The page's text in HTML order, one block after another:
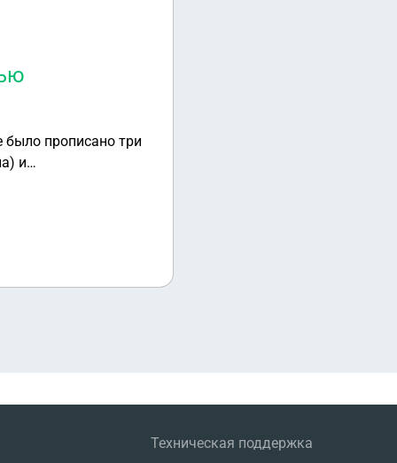
было прописано три
и
ли как-то
Техническая поддержка